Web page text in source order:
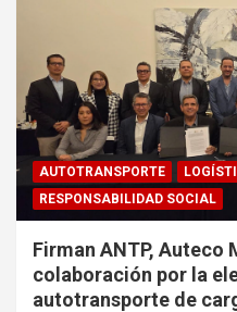
AUTOTRANSPORTE
RESPONSABILIDAD SOCIAL
Firman ANTP, Auteco
colaboración por la
autotransporte de